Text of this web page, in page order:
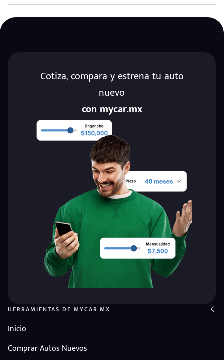
Cotiza, compara y estrena tu auto
nuevo
con mycar.mx
HERRAMIENTAS DE MYCAR.MX
Inicio
Comprar Autos Nuevos